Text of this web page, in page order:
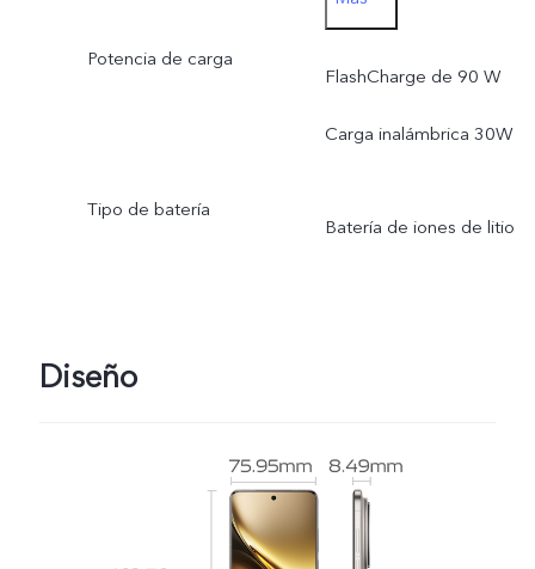
Capacidad nominal:
5865 mAh (3,84 V)
Energía nominal: 22,53
Potencia de carga
FlashCharge de 90 W
Carga inalámbrica 30W
Tipo de batería
Batería de iones de litio
Diseño